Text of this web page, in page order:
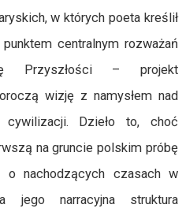
w których poeta kreślił
centralnym rozważań
Przyszłości – projekt
wizję z namysłem nad
cywilizacji. Dzieło to, choć
na gruncie polskim próbę
o nachodzących czasach w
jego narracyjna struktura